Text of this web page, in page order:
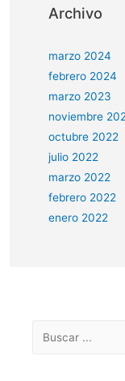
Archivo
marzo 2024
febrero 2024
marzo 2023
noviembre
octubre 2022
julio 2022
marzo 2022
febrero 2022
enero 2022